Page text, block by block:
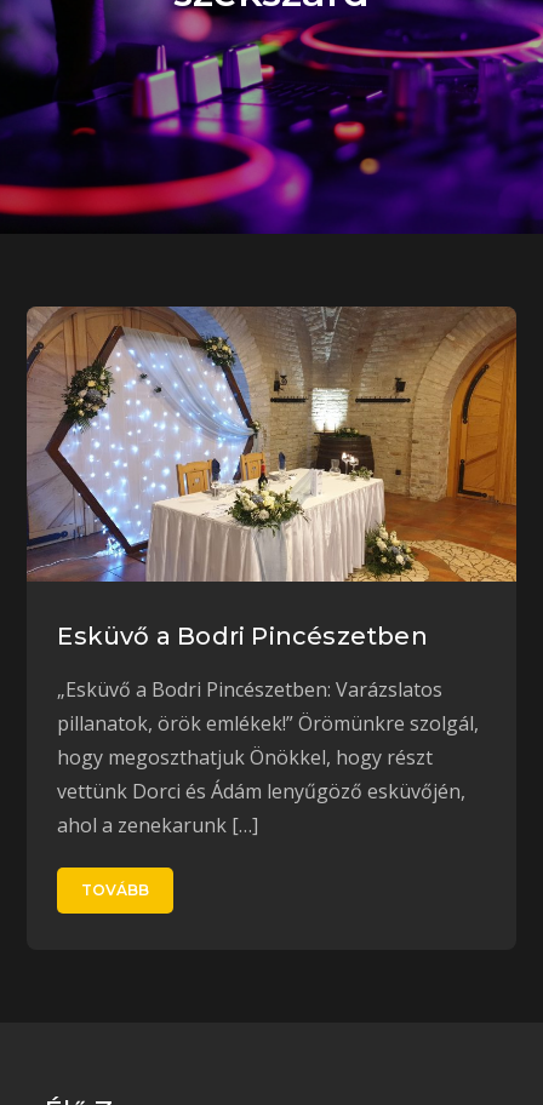
Esküvő a Bodri Pincészetben
„Esküvő a Bodri Pincészetben: Varázslatos
pillanatok, örök emlékek!” Örömünkre szolgál,
hogy megoszthatjuk Önökkel, hogy részt
vettünk Dorci és Ádám lenyűgöző esküvőjén,
ahol a zenekarunk […]
TOVÁBB